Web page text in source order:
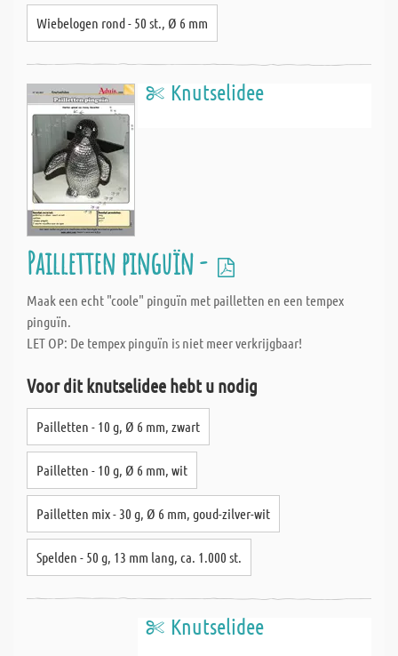
Wiebelogen rond - 50 st., Ø 6 mm
Knutselidee
Pailletten pinguïn -
Maak een echt "coole" pinguïn met pailletten en een tempex
pinguïn.
LET OP: De tempex pinguïn is niet meer verkrijgbaar!
Voor dit knutselidee hebt u nodig
Pailletten - 10 g, Ø 6 mm, zwart
Pailletten - 10 g, Ø 6 mm, wit
Pailletten mix - 30 g, Ø 6 mm, goud-zilver-wit
Spelden - 50 g, 13 mm lang, ca. 1.000 st.
Knutselidee